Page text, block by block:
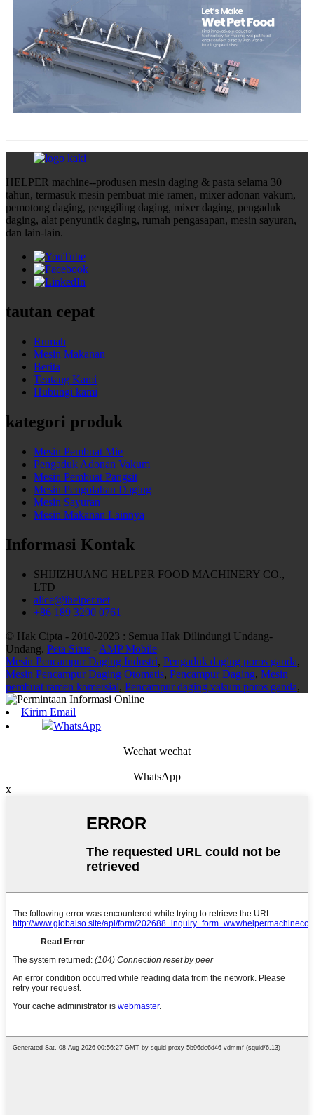
HELPER machine--produsen mesin daging & pasta selama 30
tahun, termasuk mesin pembuat mie ramen, mixer adonan vakum,
pemotong daging, penggiling daging, mixer daging, pengaduk
daging, alat penyuntik daging, rumah pengasapan, mesin sayuran,
dan lain-lain.
tautan cepat
Rumah
Mesin Makanan
Berita
Tentang Kami
Hubungi kami
kategori produk
Mesin Pembuat Mie
Pengaduk Adonan Vakum
Mesin Pembuat Pangsit
Mesin Pengolahan Daging
Mesin Sayuran
Mesin Makanan Lainnya
Informasi Kontak
SHIJIZHUANG HELPER FOOD MACHINERY CO.,
LTD
alice@ihelper.net
+86 189 3290 0761
© Hak Cipta - 2010-2023 : Semua Hak Dilindungi Undang-
Undang. Peta Situs - AMP Mobile
Mesin Pencampur Daging Industri, Pengaduk daging poros ganda,
Mesin Pencampur Daging Otomatis, Pencampur Daging, Mesin
pembuat ramen komersial, Pencampur daging vakum poros ganda,
Kirim Email
WhatsApp
Wechat wechat
WhatsApp
x